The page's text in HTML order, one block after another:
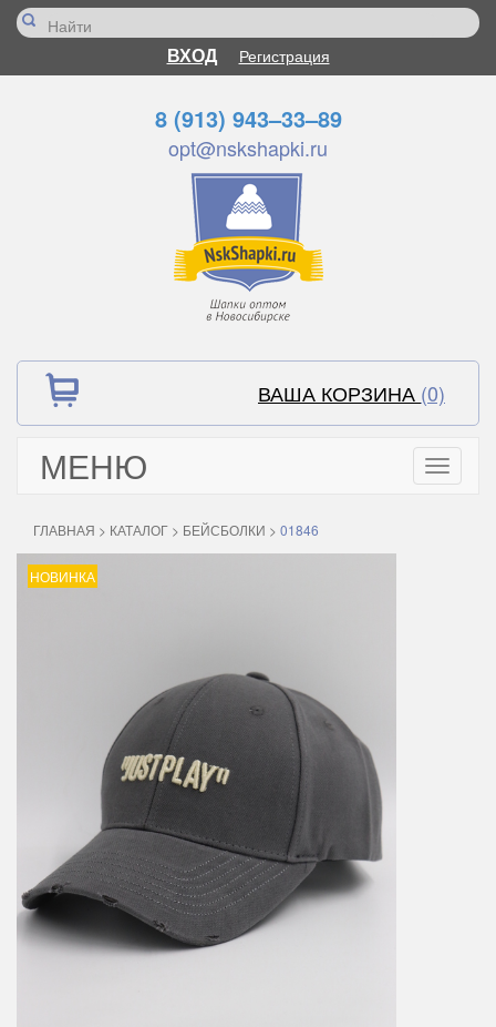
ВХОД Регистрация
8 (913) 943–33–89
opt@nskshapki.ru
ВАША КОРЗИНА (0)
МЕНЮ
Toggle
ГЛАВНАЯ > КАТАЛОГ > БЕЙСБОЛКИ > 01846
НОВИНКА